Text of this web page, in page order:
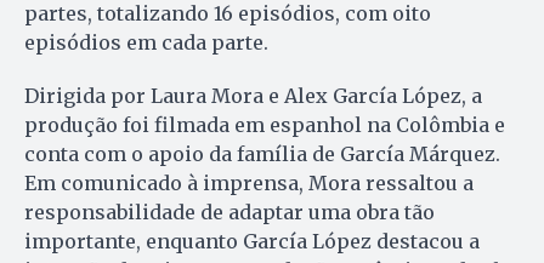
partes, totalizando 16 episódios, com oito
episódios em cada parte.
Dirigida por Laura Mora e Alex García López, a
produção foi filmada em espanhol na Colômbia e
conta com o apoio da família de García Márquez.
Em comunicado à imprensa, Mora ressaltou a
responsabilidade de adaptar uma obra tão
importante, enquanto García López destacou a